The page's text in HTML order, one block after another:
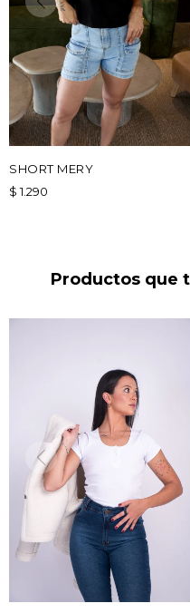
SHORT MERY
$ 1.290
Productos que